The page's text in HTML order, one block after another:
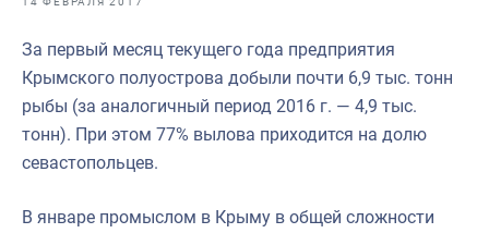
Выставки и конференции
Научно-практическая литература
Рыбоохрана России
Инфографика
За первый месяц текущего года предприятия
Крымского полуострова добыли почти 6,9 тыс. тонн
рыбы (за аналогичный период 2016 г. — 4,9 тыс.
тонн). При этом 77% вылова приходится на долю
севастопольцев.
В январе промыслом в Крыму в общей сложности